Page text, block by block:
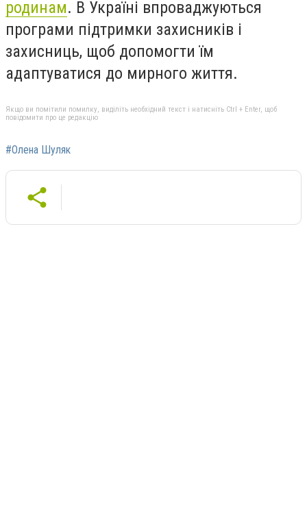
родинам. В Україні впроваджуються
програми підтримки захисників і
захисниць, щоб допомогти їм
адаптуватися до мирного життя.
Якщо ви помітили помилку, виділіть необхідний текст і натисніть Ctrl + Enter, щоб
повідомити про це редакцію
#Олена Шуляк